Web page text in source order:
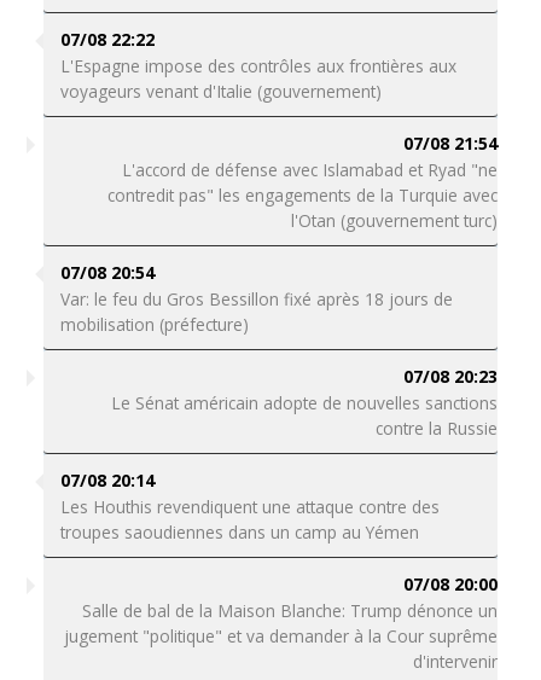
07/08 22:22
L'Espagne impose des contrôles aux frontières aux
voyageurs venant d'Italie (gouvernement)
07/08 21:54
L'accord de défense avec Islamabad et Ryad "ne
contredit pas" les engagements de la Turquie avec
l'Otan (gouvernement turc)
07/08 20:54
Var: le feu du Gros Bessillon fixé après 18 jours de
mobilisation (préfecture)
07/08 20:23
Le Sénat américain adopte de nouvelles sanctions
contre la Russie
07/08 20:14
Les Houthis revendiquent une attaque contre des
troupes saoudiennes dans un camp au Yémen
07/08 20:00
Salle de bal de la Maison Blanche: Trump dénonce un
jugement "politique" et va demander à la Cour suprême
d'intervenir